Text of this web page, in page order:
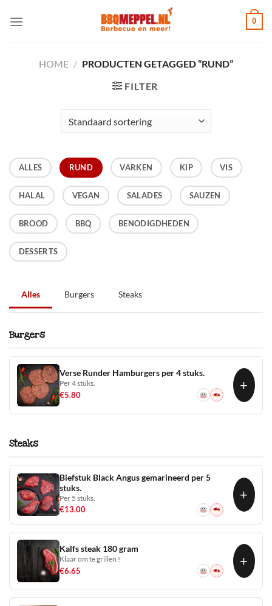
naar
0
HOME / PRODUCTEN GETAGGED “RUND”
FILTER
ALLES RUND VARKEN KIP VIS
HALAL VEGAN SALADES SAUZEN
BROOD BBQ BENODIGDHEDEN
DESSERTS
Alles Burgers Steaks
Burgers
Verse Runder Hamburgers per 4 stuks.
Per 4 stuks.
€5.80
+
Steaks
Biefstuk Black Angus gemarineerd per 5
stuks.
Per 5 stuks.
€13.00
+
Kalfs steak 180 gram
Klaar om te grillen !
€6.65
+